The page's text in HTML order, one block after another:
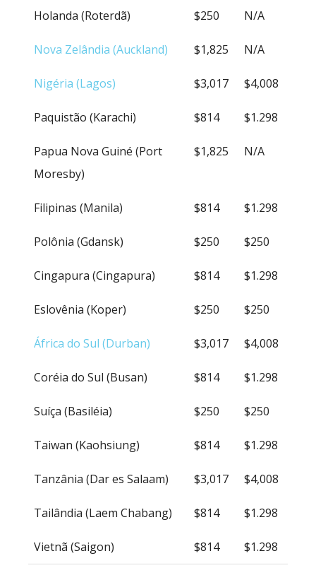
Holanda (Roterdã) $250 N/A
Nova Zelândia (Auckland) $1,825 N/A
Nigéria (Lagos) $3,017 $4,008
Paquistão (Karachi) $814 $1.298
Papua Nova Guiné (Port
Moresby)
$1,825 N/A
Filipinas (Manila) $814 $1.298
Polônia (Gdansk) $250 $250
Cingapura (Cingapura) $814 $1.298
Eslovênia (Koper) $250 $250
África do Sul (Durban) $3,017 $4,008
Coréia do Sul (Busan) $814 $1.298
Suíça (Basiléia) $250 $250
Taiwan (Kaohsiung) $814 $1.298
Tanzânia (Dar es Salaam) $3,017 $4,008
Tailândia (Laem Chabang) $814 $1.298
Vietnã (Saigon) $814 $1.298